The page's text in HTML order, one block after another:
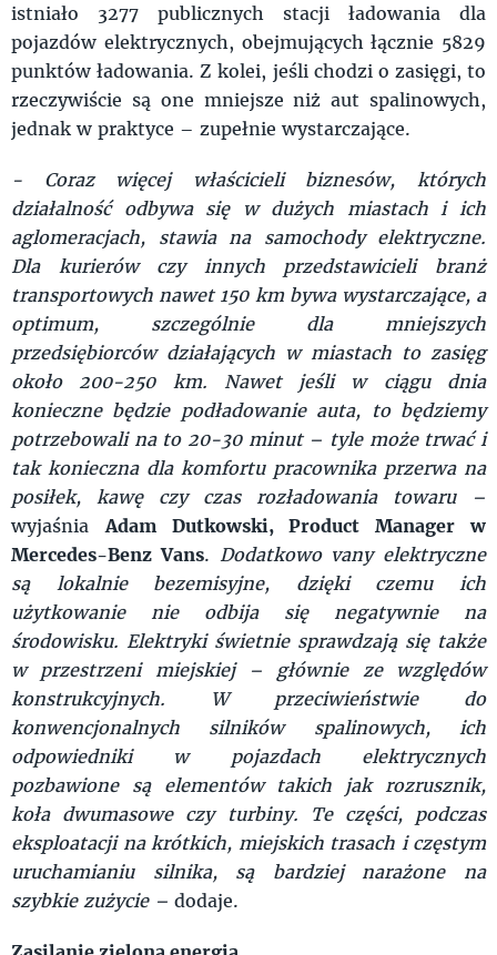
istniało 3277 publicznych stacji ładowania dla
pojazdów elektrycznych, obejmujących łącznie 5829
punktów ładowania. Z kolei, jeśli chodzi o zasięgi, to
rzeczywiście są one mniejsze niż aut spalinowych,
jednak w praktyce – zupełnie wystarczające.
- Coraz więcej właścicieli biznesów, których
działalność odbywa się w dużych miastach i ich
aglomeracjach, stawia na samochody elektryczne.
Dla kurierów czy innych przedstawicieli branż
transportowych nawet 150 km bywa wystarczające, a
optimum, szczególnie dla mniejszych
przedsiębiorców działających w miastach to zasięg
około 200-250 km. Nawet jeśli w ciągu dnia
konieczne będzie podładowanie auta, to będziemy
potrzebowali na to 20-30 minut – tyle może trwać i
tak konieczna dla komfortu pracownika przerwa na
posiłek, kawę czy czas rozładowania towaru –
wyjaśniaAdam Dutkowski, Product Manager w
Mercedes-Benz Vans. Dodatkowo vany elektryczne
są lokalnie bezemisyjne, dzięki czemu ich
użytkowanie nie odbija się negatywnie na
środowisku. Elektryki świetnie sprawdzają się także
w przestrzeni miejskiej – głównie ze względów
konstrukcyjnych. W przeciwieństwie do
konwencjonalnych silników spalinowych, ich
odpowiedniki w pojazdach elektrycznych
pozbawione są elementów takich jak rozrusznik,
koła dwumasowe czy turbiny. Te części, podczas
eksploatacji na krótkich, miejskich trasach i częstym
uruchamianiu silnika, są bardziej narażone na
szybkie zużycie – dodaje.